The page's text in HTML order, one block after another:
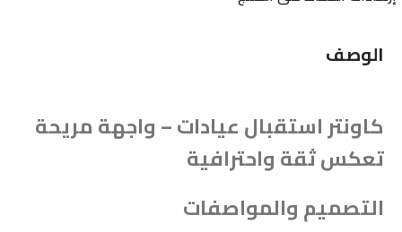
الوصف
كاونتر استقبال عيادات – واجهة مريحة
تعكس ثقة واحترافية
التصميم والمواصفات